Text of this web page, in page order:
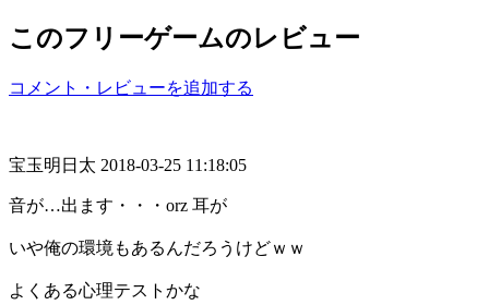
このフリーゲームのレビュー
コメント・レビューを追加する
宝玉明日太 2018-03-25 11:18:05
音が…出ます・・・orz 耳が
いや俺の環境もあるんだろうけどｗｗ
よくある心理テストかな